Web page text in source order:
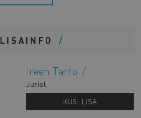
LISAINFO
Ireen Tarto
Jurist
KÜSI LISA